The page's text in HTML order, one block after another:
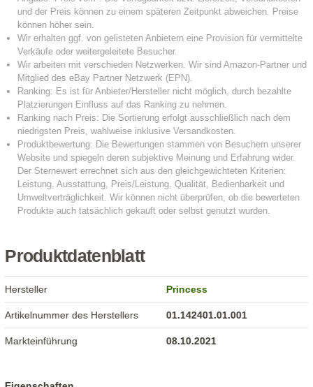
Produktdatenblatt
Hersteller Princess
Artikelnummer des Herstellers 01.142401.01.001
Markteinführung 08.10.2021